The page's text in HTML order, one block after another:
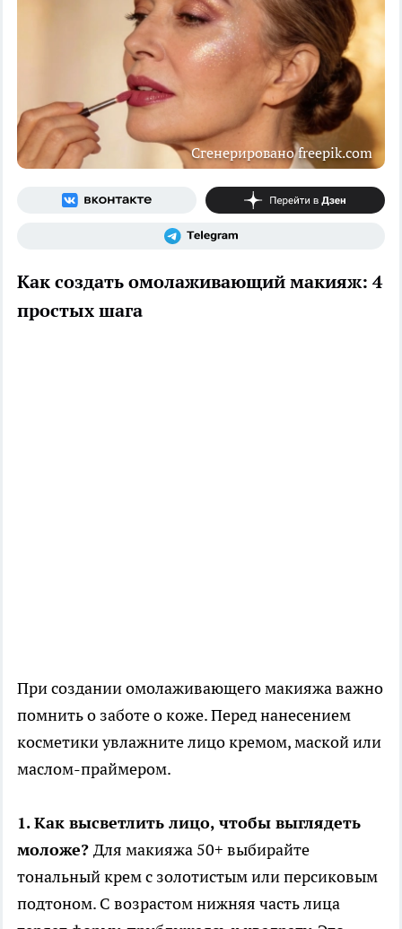
Сгенерировано freepik.com
Как создать омолаживающий макияж: 4
простых шага
При создании омолаживающего макияжа важно
помнить о заботе о коже. Перед нанесением
косметики увлажните лицо кремом, маской или
маслом-праймером.
1. Как высветлить лицо, чтобы выглядеть
моложе? Для макияжа 50+ выбирайте
тональный крем с золотистым или персиковым
подтоном. С возрастом нижняя часть лица